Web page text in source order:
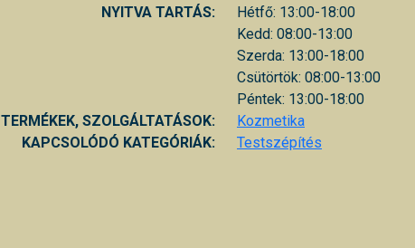
NYITVA TARTÁS:
Hétfő: 13:00-18:00
Kedd: 08:00-13:00
Szerda: 13:00-18:00
Csütörtök: 08:00-13:00
Péntek: 13:00-18:00
TERMÉKEK, SZOLGÁLTATÁSOK:
Kozmetika
KAPCSOLÓDÓ KATEGÓRIÁK:
Testszépítés